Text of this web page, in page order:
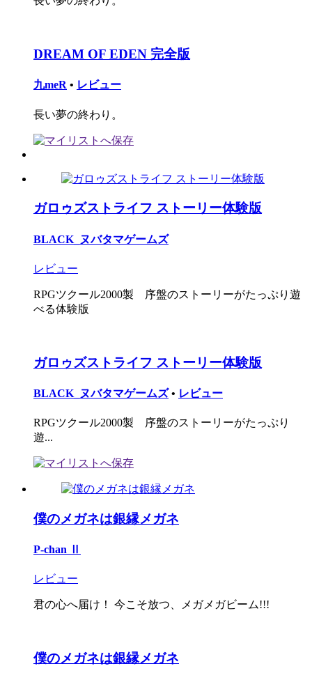
DREAM OF EDEN 完全版
九meR • レビュー
長い夢の終わり。
ガロゥズストライフ ストーリー体験版
BLACK_ヌバタマゲームズ
レビュー
RPGツクール2000製 序盤のストーリーがたっぷり遊
べる体験版
ガロゥズストライフ ストーリー体験版
BLACK_ヌバタマゲームズ • レビュー
RPGツクール2000製 序盤のストーリーがたっぷり
遊...
僕のメガネは銀縁メガネ
P-chan Ⅱ
レビュー
君の心へ届け！ 今こそ放つ、メガメガビーム!!!
僕のメガネは銀縁メガネ